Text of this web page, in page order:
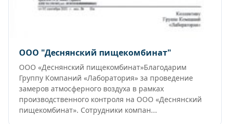
ООО "Деснянский пищекомбинат"
ООО «Деснянский пищекомбинат»Благодарим
Группу Компаний «Лаборатория» за проведение
замеров атмосферного воздуха в рамках
производственного контроля на ООО «Деснянский
пищекомбинат». Сотрудники компан...